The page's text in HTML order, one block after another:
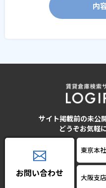
内
サイト掲載前の未公
どうぞお気軽
お問い合わせ
東京本社
大阪支店